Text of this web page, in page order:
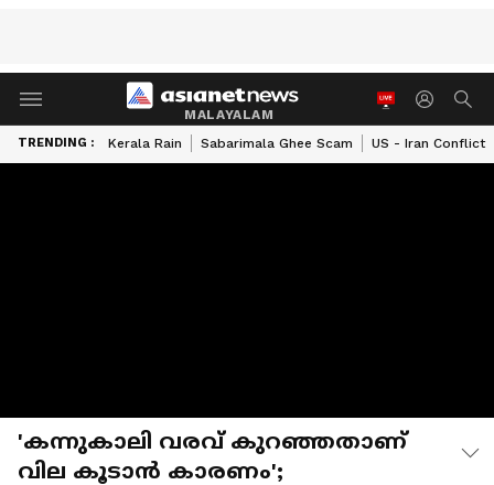
MALAYALAM
TRENDING : Kerala Rain Sabarimala Ghee Scam US - Iran Conflict
'കന്നുകാലി വരവ് കുറഞ്ഞതാണ്
വില കൂടാൻ കാരണം';